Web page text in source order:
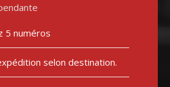
5 numéros
selon destination.